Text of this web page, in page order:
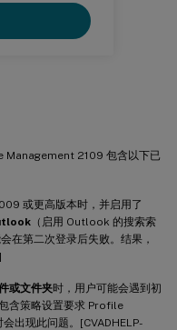
2109 包含以下已
或更高版本时，并启用了
（启用 Outlook 的搜索索
在第二次登录后失败。结果，
或文件夹时，用户可能会遇到初
含策略设置要求 Profile
出现此问题。[CVADHELP-